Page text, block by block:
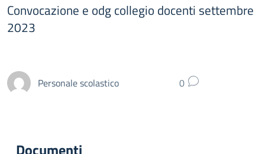
Convocazione e odg collegio docenti settembre
2023
Personale scolastico 0